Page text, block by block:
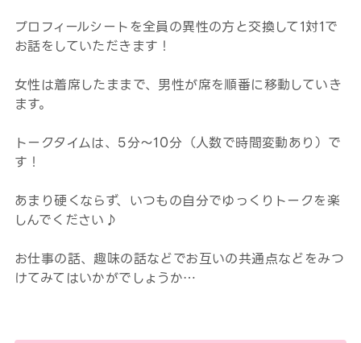
プロフィールシートを全員の異性の方と交換して1対1で
お話をしていただきます！
女性は着席したままで、男性が席を順番に移動していき
ます。
トークタイムは、5分～10分（人数で時間変動あり）で
す！
あまり硬くならず、いつもの自分でゆっくりトークを楽
しんでください♪
お仕事の話、趣味の話などでお互いの共通点などをみつ
けてみてはいかがでしょうか…